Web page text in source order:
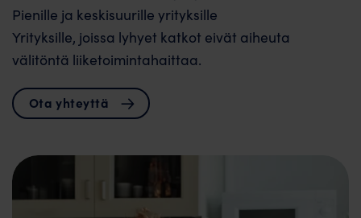
Pienille ja keskisuurille yrityksille
Yrityksille, joissa lyhyet katkot eivät aiheuta
välitöntä liiketoimintahaittaa.
Ota yhteyttä